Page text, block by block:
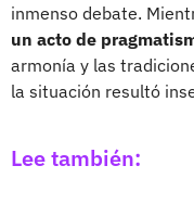
inmenso debate.
un acto de
armonía y las
la situación resultó
Lee también: